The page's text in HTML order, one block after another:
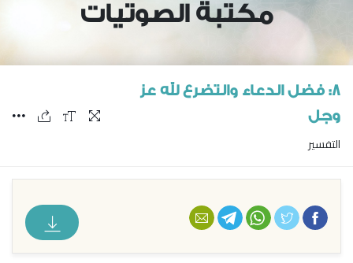
مكتبة الصوتيات
8: فضل الدعاء والتضرع لله عز
وجل
التفسير
فيسبوكتويتر واتس أبتليجرام